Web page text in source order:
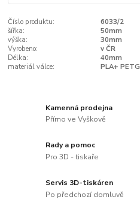
Číslo produktu:
6033/2
šířka:
50mm
výška:
30mm
Vyrobeno:
v ČR
Délka:
40mm
materiál válce:
PLA+ PETG
Kamenná prodejna
Přímo ve Vyškově
Rady a pomoc
Pro 3D - tiskaře
Servis 3D-tiskáren
Po předchozí domluvě